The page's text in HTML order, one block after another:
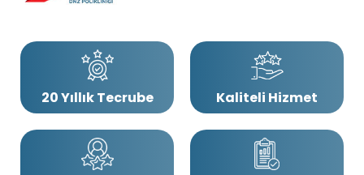
20 Yıllık Tecrube Kaliteli Hizmet